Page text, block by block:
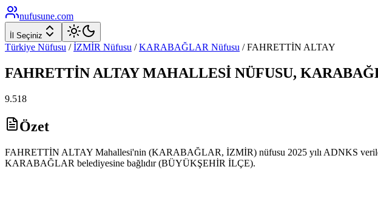
nufusune.com
İl Seçiniz
Türkiye Nüfusu / İZMİR Nüfusu / KARABAĞLAR Nüfusu /FAHRETTİN ALTAY
FAHRETTİN ALTAYMAHALLESİ NÜFUSU,
9.518
Özet
FAHRETTİN ALTAY Mahallesi'nin (KARABAĞLAR, İZMİR) nüfusu 2025 yılı ADNKS
KARABAĞLAR belediyesine bağlıdır (BÜYÜKŞEHİR İLÇE).